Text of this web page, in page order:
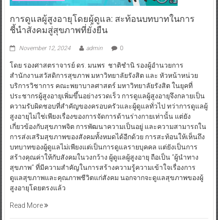
การดูแลผู้สูงอายุโดยผู้ดูแล: สะท้อนบทบาทในการ
ชี้นำสังคมสู่สุขภาพที่ยั่งยืน
November 12, 2024 admin 0
โดย รองศาสตราจารย์ ดร. มนพร ชาติชำนิ รองผู้อำนวยการ
สำนักงานสวัสดิการสุขภาพ มหาวิทยาลัยรังสิต และ หัวหน้าหน่วย
บริการวิชาการ คณะพยาบาลศาสตร์ มหาวิทยาลัยรังสิต ในยุคที่
ประชากรผู้สูงอายุเพิ่มขึ้นอย่างรวดเร็ว การดูแลผู้สูงอายุจึงกลายเป็น
ความรับผิดชอบที่สำคัญของครอบครัวและผู้ดูแลทั่วไป ทว่าการดูแลผู้
สูงอายุไม่ใช่เพียงเรื่องของการจัดการด้านร่างกายเท่านั้น แต่ยัง
เกี่ยวข้องกับสุขภาพจิต การพัฒนาความเป็นอยู่ และความสามารถใน
การส่งเสริมสุขภาพของสังคมทั้งหมดได้อีกด้วย การสะท้อนให้เห็นถึง
บทบาทของผู้ดูแลไม่เพียงแต่เป็นการดูแลรายบุคคล แต่ยังเป็นการ
สร้างคุณค่าให้กับสังคมในวงกว้าง ผู้ดูแลผู้สูงอายุ ถือเป็น “ผู้นำทาง
สุขภาพ” ที่มีความสำคัญในการสร้างความรู้ความเข้าใจเรื่องการ
ดูแลสุขภาพและคุณภาพชีวิตแก่สังคม นอกจากจะดูแลสุขภาพของผู้
สูงอายุโดยตรงแล้ว
Read More